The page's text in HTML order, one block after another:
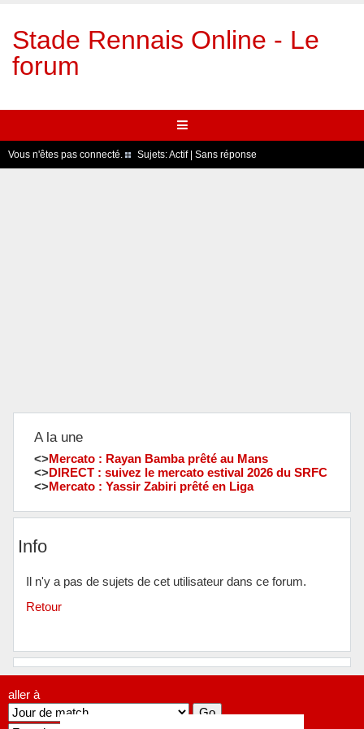
Stade Rennais Online - Le
forum
Vous n'êtes pas connecté. Sujets:Actif| Sans réponse
A la une
<>Mercato : Rayan Bamba prêté au Mans
<>DIRECT : suivez le mercato estival 2026 du SRFC
<>Mercato : Yassir Zabiri prêté en Liga
Info
Il n'y a pas de sujets de cet utilisateur dans ce forum.
Retour
aller à